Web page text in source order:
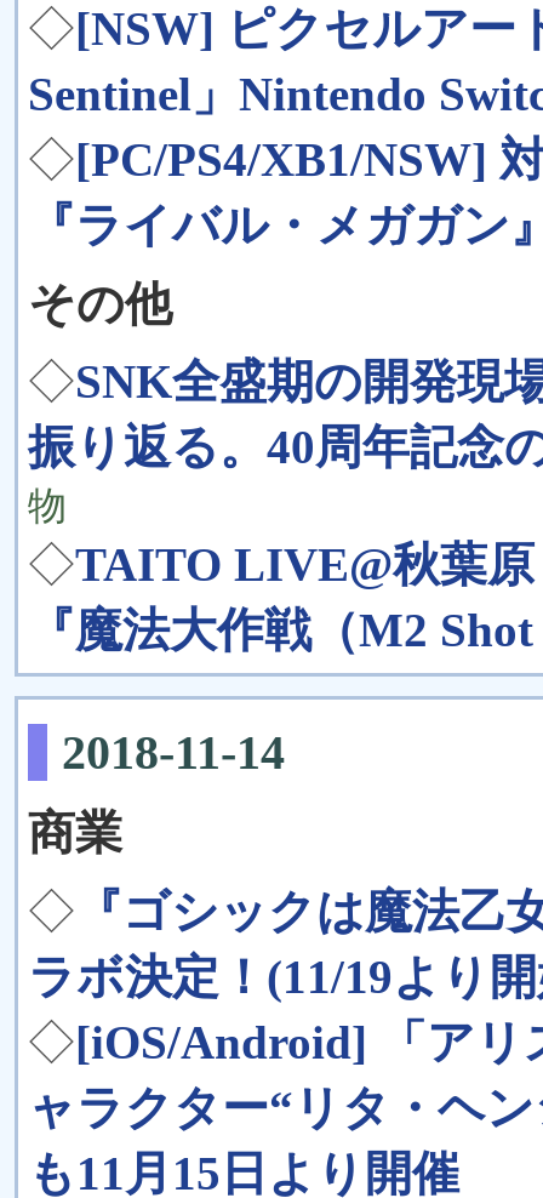
◇[NSW] ピクセルアー
Sentinel」Nintendo
◇[PC/PS4/XB1/NSW]
『ライバル・メガガン
その他
◇SNK全盛期の開発現
振り返る。40周年記念
物
◇TAITO LIVE@秋葉
『魔法大作戦（M2
2018-11-14
商業
◇ 『ゴシックは魔法
ラボ決定！(11/19より
◇[iOS/Android] 「アリ
ャラクター“リタ・ヘ
も11月15日より開催